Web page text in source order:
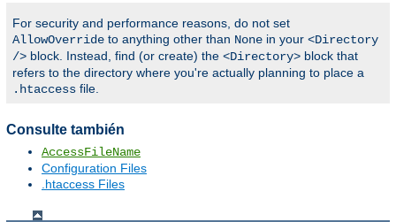
For security and performance reasons, do not set
AllowOverride to anything other than None in your <Directory
/> block. Instead, find (or create) the <Directory> block that
refers to the directory where you're actually planning to place a
.htaccess file.
Consulte también
AccessFileName
Configuration Files
.htaccess Files